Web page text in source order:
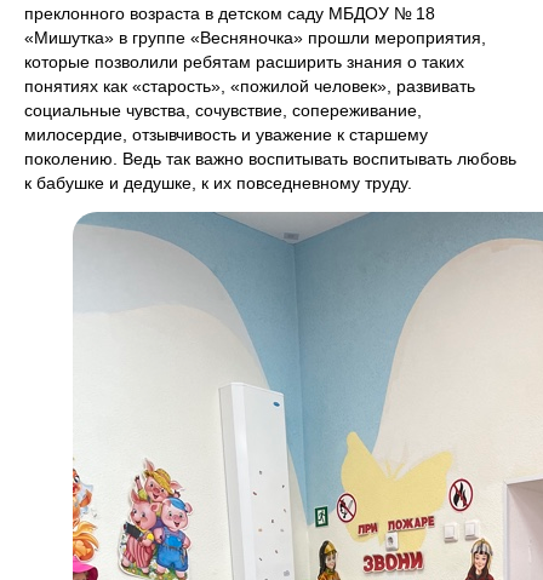
преклонного возраста в детском саду МБДОУ № 18
«Мишутка» в группе «Весняночка» прошли мероприятия,
которые позволили ребятам расширить знания о таких
понятиях как «старость», «пожилой человек», развивать
социальные чувства, сочувствие, сопереживание,
милосердие, отзывчивость и уважение к старшему
поколению. Ведь так важно воспитывать воспитывать любовь
к бабушке и дедушке, к их повседневному труду.